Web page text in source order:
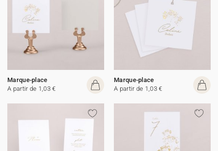
Marque-place
A partir de 1,03 €
Marque-place
A partir de 1,03 €